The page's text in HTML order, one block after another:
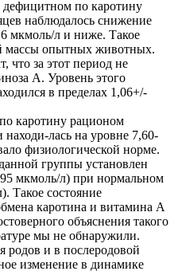
по каротину
наблюдалось снижение
мкмоль/л и ниже. Такое
массы опытных животных.
что за этот период не
А. Уровень этого
в пределах 1,06+/-
каротину рационом
лась на уровне 7,60-
физиологической норме.
группы установлен
мкмоль/л) при нормальном
Такое состояние
каротина и витамина А
объяснения такого
мы не обнаружили.
родов и в послеродовой
изменение в динамике